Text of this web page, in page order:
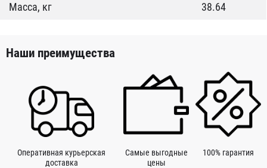
Масса, кг
38.64
Наши преимущества
Оперативная курьерская
доставка
Самые выгодные
цены
100% гарантия